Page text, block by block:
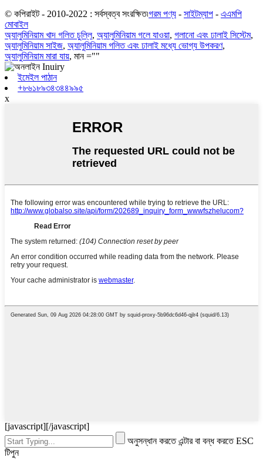
© কপিরাইট - 2010-2022 : সর্বস্বত্ব সংরক্ষিত৷গরম পণ্য - সাইটম্যাপ - এএমপি
মোবাইল
অ্যালুমিনিয়াম খাদ গলিত চুল্লি, অ্যালুমিনিয়াম গলে যাওয়া, গলানো এবং ঢালাই সিস্টেম,
অ্যালুমিনিয়াম সাইজ, অ্যালুমিনিয়াম গলিত এবং ঢালাই মধ্যে ভোগ্য উপকরণ,
অ্যালুমিনিয়াম মারা যায়, মান =""
ইমেইল পাঠান
+৮৬১৮৯৩৪৩৪৪৯৯৫
x
[javascript] [/javascript]
অনুসন্ধান করতে এন্টার বা বন্ধ করতে ESC
টিপুন